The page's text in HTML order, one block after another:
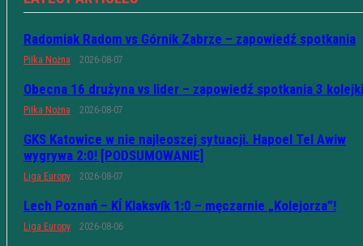
Radomiak Radom vs Górnik Zabrze – zapowiedź spotkania
Piłka Nożna 2026-08-07
Obecna 16 drużyna vs lider – zapowiedź spotkania 3 kolejki
Piłka Nożna 2026-08-07
GKS Katowice w nie najleoszej sytuacji. Hapoel Tel Awiw
wygrywa 2:0! [PODSUMOWANIE]
Liga Europy 2026-08-07
Lech Poznań – KÍ Klaksvík 1:0 – męczarnie „Kolejorza”!
Liga Europy 2026-08-06